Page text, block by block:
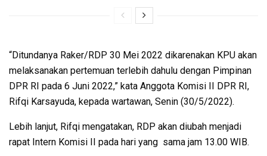
“Ditundanya Raker/RDP 30 Mei 2022 dikarenakan KPU akan
melaksanakan pertemuan terlebih dahulu dengan Pimpinan
DPR RI pada 6 Juni 2022,” kata Anggota Komisi II DPR RI,
Rifqi Karsayuda, kepada wartawan, Senin (30/5/2022).
Lebih lanjut, Rifqi mengatakan, RDP akan diubah menjadi
rapat Intern Komisi II pada hari yang sama jam 13.00 WIB.